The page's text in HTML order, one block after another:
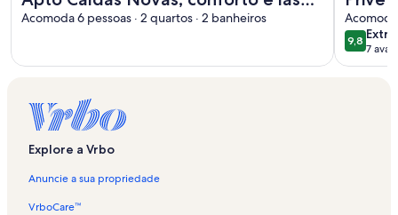
garantido, piscinas Thermais. Prox ao
Acomoda 6 pessoas · 2 quartos · 2 banheiros
(6
9,89,8 de
7
Explore a Vrbo
Anuncie a sua propriedade
VrboCare™